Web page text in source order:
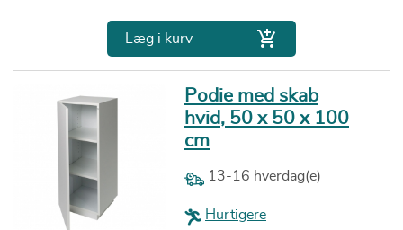
Læg i kurv 
Podie med skab
hvid, 50 x 50 x 100
cm
13-16 hverdag(e)
Hurtigere